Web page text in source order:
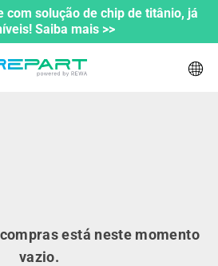
com solução de chip de titânio, já
Saiba mais >>
está neste momento
vazio.